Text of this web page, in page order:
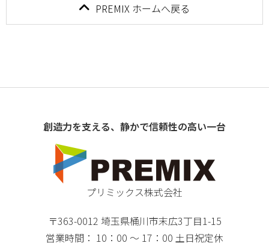
PREMIX ホームへ戻る
創造力を支える、静かで信頼性の高い一台
プリミックス株式会社
〒363-0012 埼玉県桶川市末広3丁目1-15
営業時間： 10：00 ～ 17：00 土日祝定休